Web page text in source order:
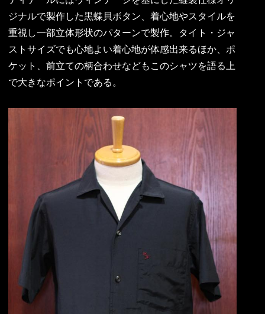
ジナルで製作した黒蝶貝ボタン、着心地やスタイルを
重視し一部立体形状のパターンで製作。タイト・ジャ
ストサイズでも心地よい着心地が体感出来るほか、ポ
ケット、前立ての柄合わせなどもこのシャツを語る上
で大きなポイントである。